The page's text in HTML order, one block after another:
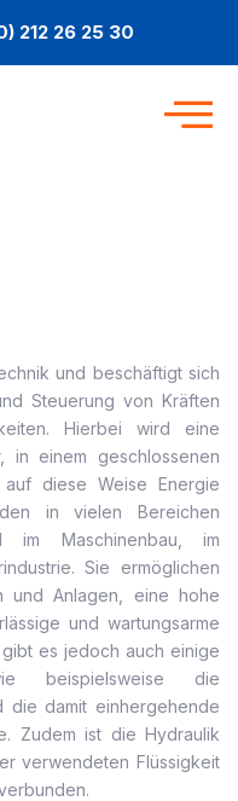
212 26 25 30
und beschäftigt sich
Steuerung von Kräften
Hierbei wird eine
in einem geschlossenen
diese Weise Energie
in vielen Bereichen
im Maschinenbau, im
Sie ermöglichen
und Anlagen, eine hohe
und wartungsarme
es jedoch auch einige
beispielsweise die
die damit einhergehende
Zudem ist die Hydraulik
verwendeten Flüssigkeit